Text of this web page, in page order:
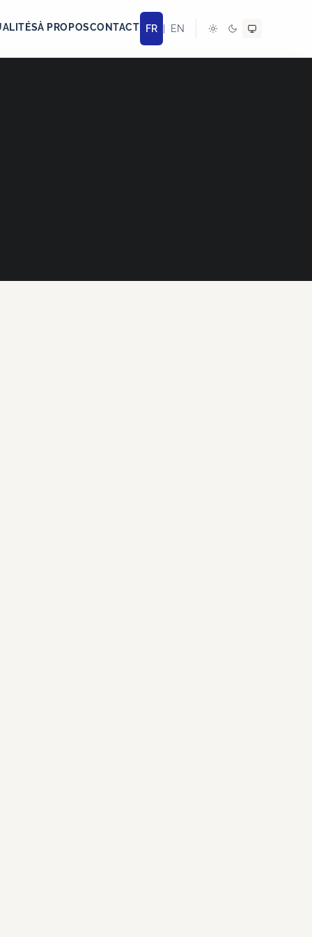
À PROPOSCONTACT FR EN